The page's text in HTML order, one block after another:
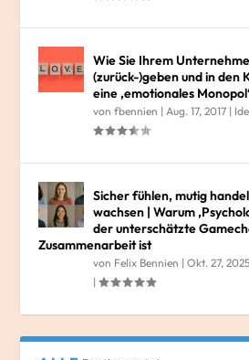
Wie Sie Ihrem
(zurück-)geben und in den
eine ‚emotionales
vonfbennien | Aug. 17, 2017 |
Sicher fühlen, mutig
wachsen | Warum
der unterschätzte
Zusammenarbeit ist
von Felix Bennien |Okt. 27, 2025
|